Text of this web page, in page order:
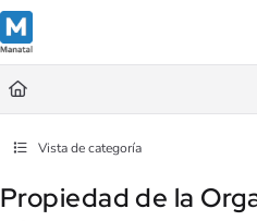
Documentation Index
Fetch the complete documentation
Use this file to discover all available
Vista de categoría
Propiedad de la